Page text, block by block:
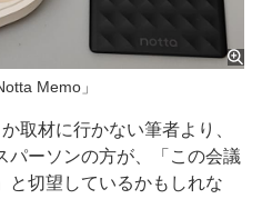
Memo」
取材に行かない筆者より、
パーソンの方が、「この会議
と切望しているかもしれな